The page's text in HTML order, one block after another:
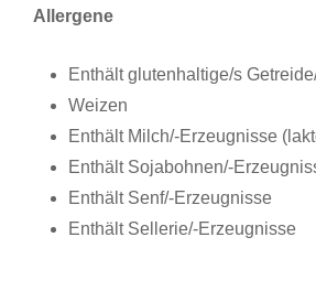
Allergene
Enthält glutenhaltige/s
Weizen
Enthält Milch/-Erzeugnisse
Enthält Sojabohnen/-
Enthält Senf/-Erzeugnisse
Enthält Sellerie/-Erzeugnisse